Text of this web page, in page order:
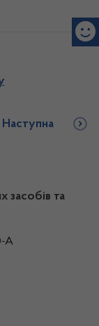
Наступна
засобів та
А